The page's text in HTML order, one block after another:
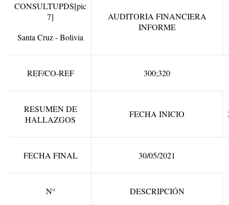
CONSULTUPDS[pic
7]
Santa Cruz - Bolivia
AUDITORIA FINANCIERA
INFORME
REF/CO-REF 300;320
RESUMEN DE
HALLAZGOS
FECHA INICIO
FECHA FINAL 30/05/2021
N° DESCRIPCIÓN